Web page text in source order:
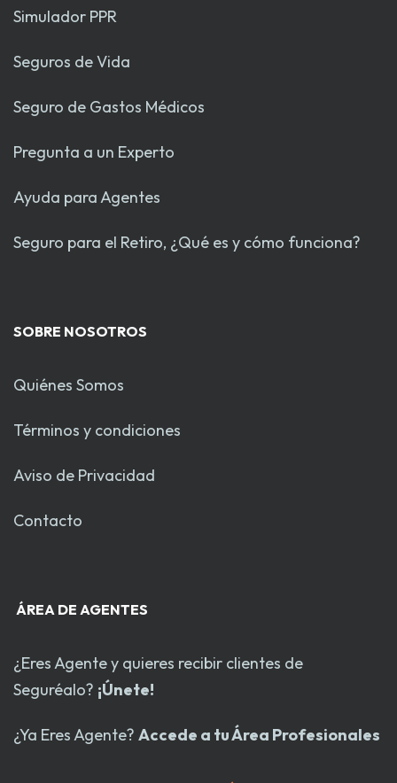
Simulador PPR
Seguros de Vida
Seguro de Gastos Médicos
Pregunta a un Experto
Ayuda para Agentes
Seguro para el Retiro, ¿Qué es y cómo funciona?
SOBRE NOSOTROS
Quiénes Somos
Términos y condiciones
Aviso de Privacidad
Contacto
ÁREA DE AGENTES
¿Eres Agente y quieres recibir clientes de
Seguréalo? ¡Únete!
¿Ya Eres Agente? Accede a tu Área Profesionales